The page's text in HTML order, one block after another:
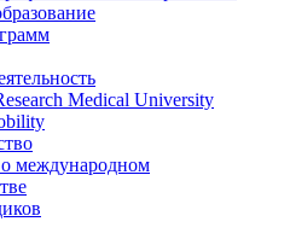
Medical University
международном